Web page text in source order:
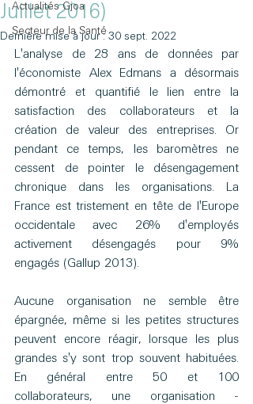
Actualités Gjoa
Secteur de la Santé
Juillet 2016)
Dernière mise à jour :30 sept. 2022
L'analyse de 28 ans de données par
l'économiste Alex Edmans a désormais
démontré et quantifié le lien entre la
satisfaction des collaborateurs et la
création de valeur des entreprises. Or
pendant ce temps, les baromètres ne
cessent de pointer le désengagement
chronique dans les organisations. La
France est tristement en tête de l'Europe
occidentale avec 26% d'employés
activement désengagés pour 9%
engagés (Gallup 2013).
Aucune organisation ne semble être
épargnée, même si les petites structures
peuvent encore réagir, lorsque les plus
grandes s'y sont trop souvent habituées.
En général entre 50 et 100
collaborateurs, une organisation -